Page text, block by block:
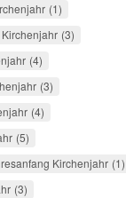
1
3
4
3
4
5
Kirchenjahr 1
3